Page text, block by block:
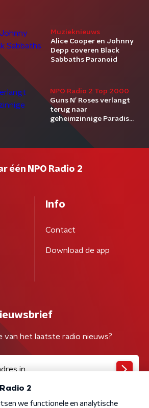
Muzieknieuws
Alice Cooper en Johnny
Depp coveren Black
Sabbaths Paranoid
NPO Radio 2 Top 2000
Guns N’ Roses verlangt
terug naar
geheimzinnige Paradise
één NPO Radio 2
Info
Contact
Download de app
van het laatste radio nieuws?